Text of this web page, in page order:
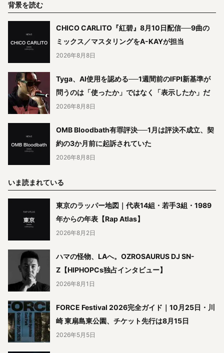
背景を読む
CHICO CARLITO『紅碧』8月10日配信──9曲の
ミックス／マスタリングをA-KAYが担当
2026年8月8日
Tyga、AI使用を認める──1週間前のIFPI新基準が
問うのは「使ったか」ではなく「表示したか」だ
2026年8月8日
OMB Bloodbath有罪評決──1月は評決不成立、契
約の3か月前に起訴されていた
2026年8月8日
いま読まれている
東京のラッパー地図｜代表14組・若手3組・1989
年からの年表【Rap Atlas】
2026年8月2日
ハマの怪物、LAへ。OZROSAURUS DJ SN-
Z【HIPHOPCs独占インタビュー】
2026年8月1日
FORCE Festival 2026完全ガイド｜10月25日・川
崎 東扇島東公園、チケット先行は8月15日
2026年5月5日